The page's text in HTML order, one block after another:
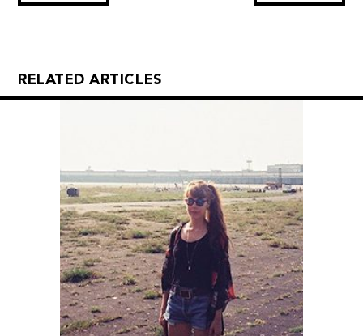
RELATED ARTICLES